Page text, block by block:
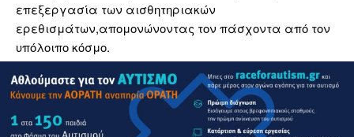
επεξεργασία των αισθητηριακών
ερεθισμάτων,απομονώνοντας τον πάσχοντα από τον
υπόλοιπο κόσμο.